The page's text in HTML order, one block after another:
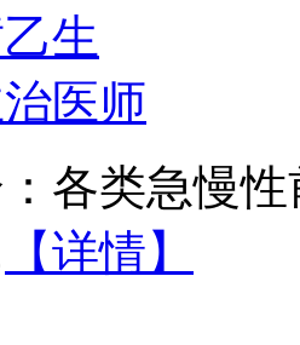
生
医师
类急慢性
【详情】